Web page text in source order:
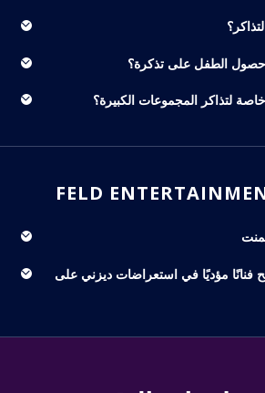
الطفل على تذكرة؟
لتذاكر المجموعات الكبيرة؟
فنانًا مؤديًا في استعراضات ديزني على